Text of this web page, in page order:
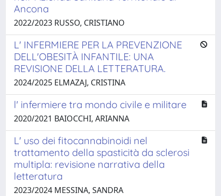
Ancona
2022/2023 RUSSO, CRISTIANO
L' INFERMIERE PER LA PREVENZIONE
DELL'OBESITÀ INFANTILE: UNA
REVISIONE DELLA LETTERATURA.
2024/2025 ELMAZAJ, CRISTINA
l' infermiere tra mondo civile e militare
2020/2021 BAIOCCHI, ARIANNA
L' uso dei fitocannabinoidi nel
trattamento della spasticità da sclerosi
multipla: revisione narrativa della
letteratura
2023/2024 MESSINA, SANDRA